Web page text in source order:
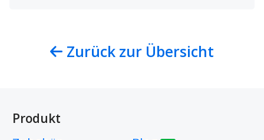
Zurück zur Übersicht
Produkt